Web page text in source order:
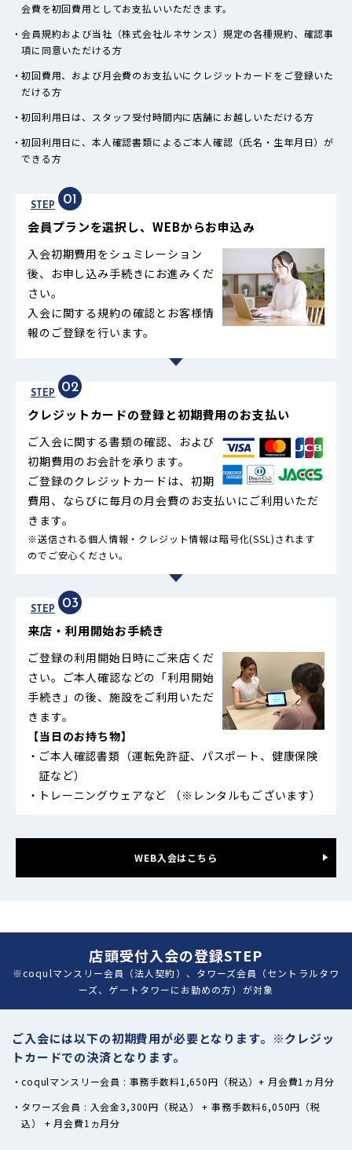
会費を初回費用としてお支払いいただきます。
会員規約および当社（株式会社ルネサンス）規定の各種規約、確認事
項に同意いただける方
初回費用、および月会費のお支払いにクレジットカードをご登録いた
だける方
初回利用日は、スタッフ受付時間内に店舗にお越しいただける方
初回利用日に、本人確認書類によるご本人確認（氏名・生年月日）が
できる方
STEP 01
会員プランを選択し、WEBからお申込み
入会初期費用をシュミレーション
後、お申し込み手続きにお進みくだ
さい。
入会に関する規約の確認とお客様情
報のご登録を行います。
STEP 02
クレジットカードの登録と初期費用のお支払い
ご入会に関する書類の確認、および
初期費用のお会計を承ります。
ご登録のクレジットカードは、初期
費用、ならびに毎月の月会費のお支払いにご利用いただ
きます。
※送信される個人情報・クレジット情報は暗号化(SSL)されます
のでご安心ください。
STEP 03
来店・利用開始お手続き
ご登録の利用開始日時にご来店くだ
さい。ご本人確認などの「利用開始
手続き」の後、施設をご利用いただ
きます。
【当日のお持ち物】
ご本人確認書類（運転免許証、パスポート、健康保険
証など）
トレーニングウェアなど （※レンタルもございます）
WEB入会はこちら
店頭受付入会の登録STEP
※coqulマンスリー会員（法人契約）、タワーズ会員（セントラルタワ
ーズ、ゲートタワーにお勤めの方）が対象
ご入会には以下の初期費用が必要となります。 ※クレジッ
トカードでの決済となります。
coqulマンスリー会員 : 事務手数料1,650円（税込）+ 月会費1ヵ月分
タワーズ会員 : 入会金3,300円（税込） + 事務手数料6,050円（税
込） + 月会費1ヵ月分